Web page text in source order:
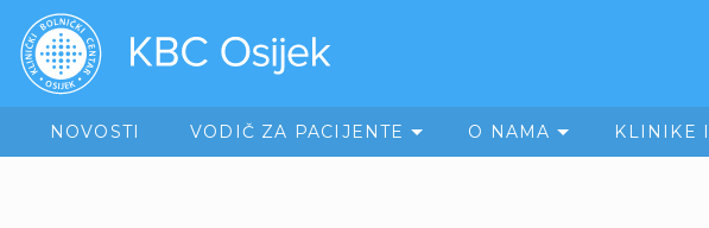
NOVOSTI VODIČ ZA PACIJENTE O NAMA KLINIKE